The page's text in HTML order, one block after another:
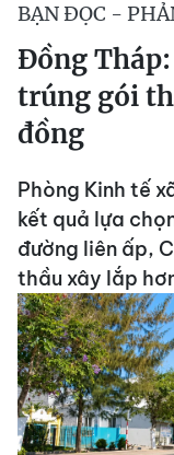
BẠN ĐỌC -
Đồng
trúng gói
đồng
Phòng Kinh tế
kết quả lựa
đường liên ấp,
thầu xây lắp